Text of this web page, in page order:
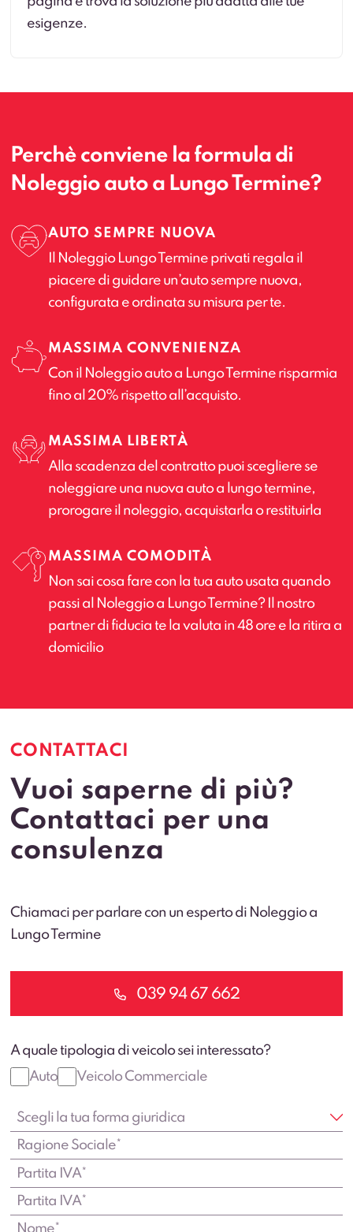
esigenze.
Perchè conviene la formula di
Noleggio auto a Lungo Termine?
AUTO SEMPRE NUOVA
Il Noleggio Lungo Termine privati regala il
piacere di guidare un’auto sempre nuova,
configurata e ordinata su misura per te.
MASSIMA CONVENIENZA
Con il Noleggio auto a Lungo Termine risparmia
fino al 20% rispetto all’acquisto.
MASSIMA LIBERTÀ
Alla scadenza del contratto puoi scegliere se
noleggiare una nuova auto a lungo termine,
prorogare il noleggio, acquistarla o restituirla
MASSIMA COMODITÀ
Non sai cosa fare con la tua auto usata quando
passi al Noleggio a Lungo Termine? Il nostro
partner di fiducia te la valuta in 48 ore e la ritira a
domicilio
CONTATTACI
Vuoi saperne di più?
Contattaci per una
consulenza
Chiamaci per parlare con un esperto di Noleggio a
Lungo Termine
039 94 67 662
A quale tipologia di veicolo sei interessato?
Auto
Veicolo Commerciale